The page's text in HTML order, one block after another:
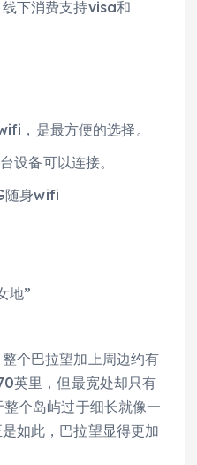
下消费支持visa和
，是最方便的选择。
设备可以连接。
随身wifi‍
地”
个巴拉望加上周边约有
英里，但最宽处却只有
个岛屿过于细长就像一
如此，巴拉望显得更加